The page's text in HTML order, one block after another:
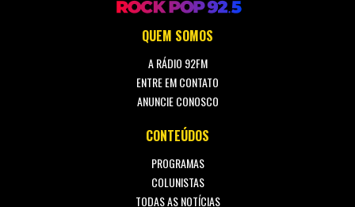
QUEM SOMOS
A RÁDIO 92FM
ENTRE EM CONTATO
ANUNCIE CONOSCO
CONTEÚDOS
PROGRAMAS
COLUNISTAS
TODAS AS NOTÍCIAS